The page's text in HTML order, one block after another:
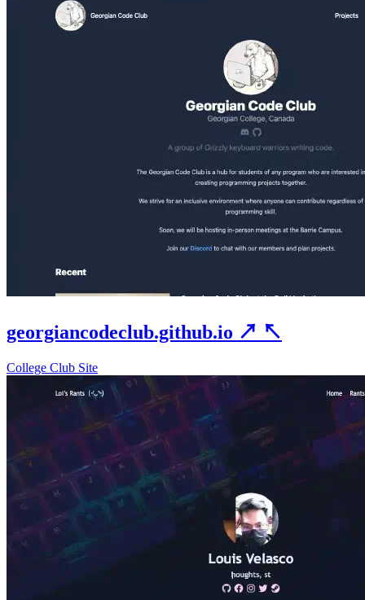
georgiancodeclub.github.io ↗ ↖
College Club Site